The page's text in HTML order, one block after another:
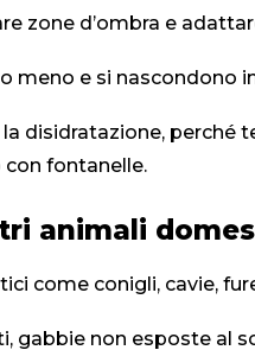
zone d’ombra e
meno e si nascondono
disidratazione, perché
fontanelle.
animali
come conigli, cavie,
gabbie non esposte al